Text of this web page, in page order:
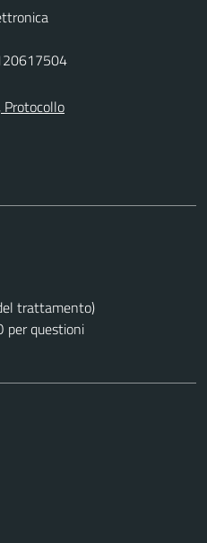
Protocollo
trattamento)
per questioni